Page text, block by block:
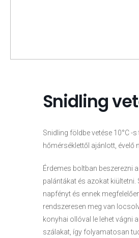
Snidling
Snidling földbe vetése 10°C -s
hőmérséklettől ajánlott, évelő
Érdemes boltban beszerezni
palántákat és azokat kiültetni.
napfényt és ennek
rendszeresen meg van
konyhai ollóval le lehet vágni
szálakat, így folyamatosan